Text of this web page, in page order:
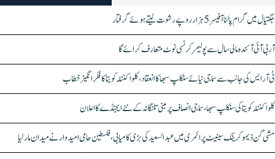
جگتیال میں گرام پالنا آفیسر 5 ہزار روپے رشوت لیتے ہوئے گرفتار
آر بی آئی آئندہ مالی سال سے پولیمر کرنسی نوٹ متعارف کرائے گا
ٹی آر ایس کی جانب سے سماجی نیائے سنکلپ سبھا کا انعقاد، کلواکنٹلہ کویتا کا فکر انگیز خطاب
کلواکنٹلہ کویتا کی سنکلپ سبھا، سماجی انصاف پر مبنی تلنگانہ کے نئے ایجنڈے کا اعلان
مشی گن ڈیموکریٹک سینیٹ پرائمری میں عبدالسعید کی بڑی کامیابی، فلسطین حامی امیدوار نے میدان مار لیا